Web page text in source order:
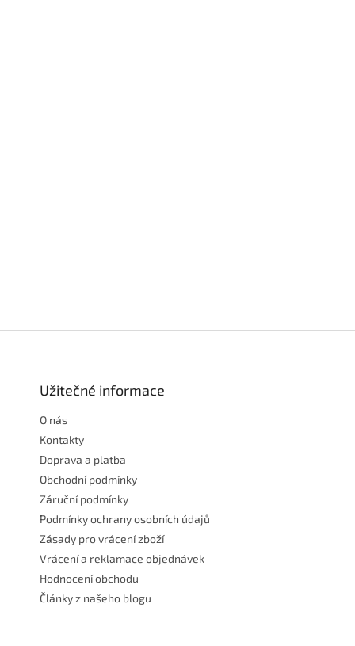
Užitečné informace
O nás
Kontakty
Doprava a platba
Obchodní podmínky
Záruční podmínky
Podmínky ochrany osobních údajů
Zásady pro vrácení zboží
Vrácení a reklamace objednávek
Hodnocení obchodu
Články z našeho blogu